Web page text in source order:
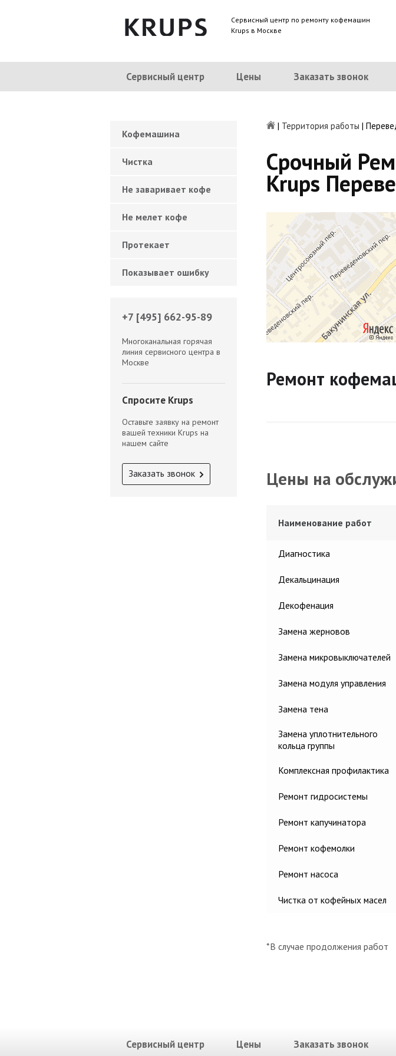
Сервисный центр по ремонту кофемашин
Krups в Москве
Сервисный центр Цены Заказать звонок
| Территория работы |
Срочный
Krups
Ремонт
Цены на
Наименование работ
Диагностика
Декальцинация
Декофенация
Замена жерновов
Замена микровыключателей
Замена модуля управления
Замена тена
Замена уплотнительного
кольца группы
Комплексная профилактика
Ремонт гидросистемы
Ремонт капучинатора
Ремонт кофемолки
Ремонт насоса
Чистка от кофейных масел
*В случае продолжения работ
Кофемашина
Чистка
Не заваривает кофе
Не мелет кофе
Протекает
Показывает ошибку
+7 [495] 662-95-89
Многоканальная горячая
линия сервисного центра в
Москве
Спросите Krups
Оставьте заявку на ремонт
вашей техники Krups на
нашем сайте
Заказать звонок
Сервисный центр Цены Заказать звонок